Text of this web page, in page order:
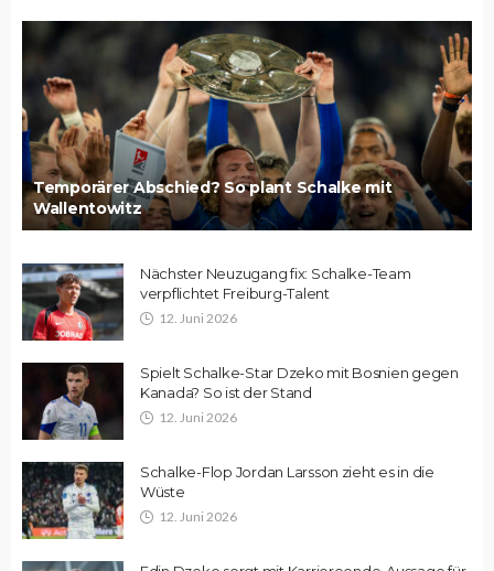
Temporärer Abschied? So plant Schalke mit
Wallentowitz
Nächster Neuzugang fix: Schalke-Team
verpflichtet Freiburg-Talent
12. Juni 2026
Spielt Schalke-Star Dzeko mit Bosnien gegen
Kanada? So ist der Stand
12. Juni 2026
Schalke-Flop Jordan Larsson zieht es in die
Wüste
12. Juni 2026